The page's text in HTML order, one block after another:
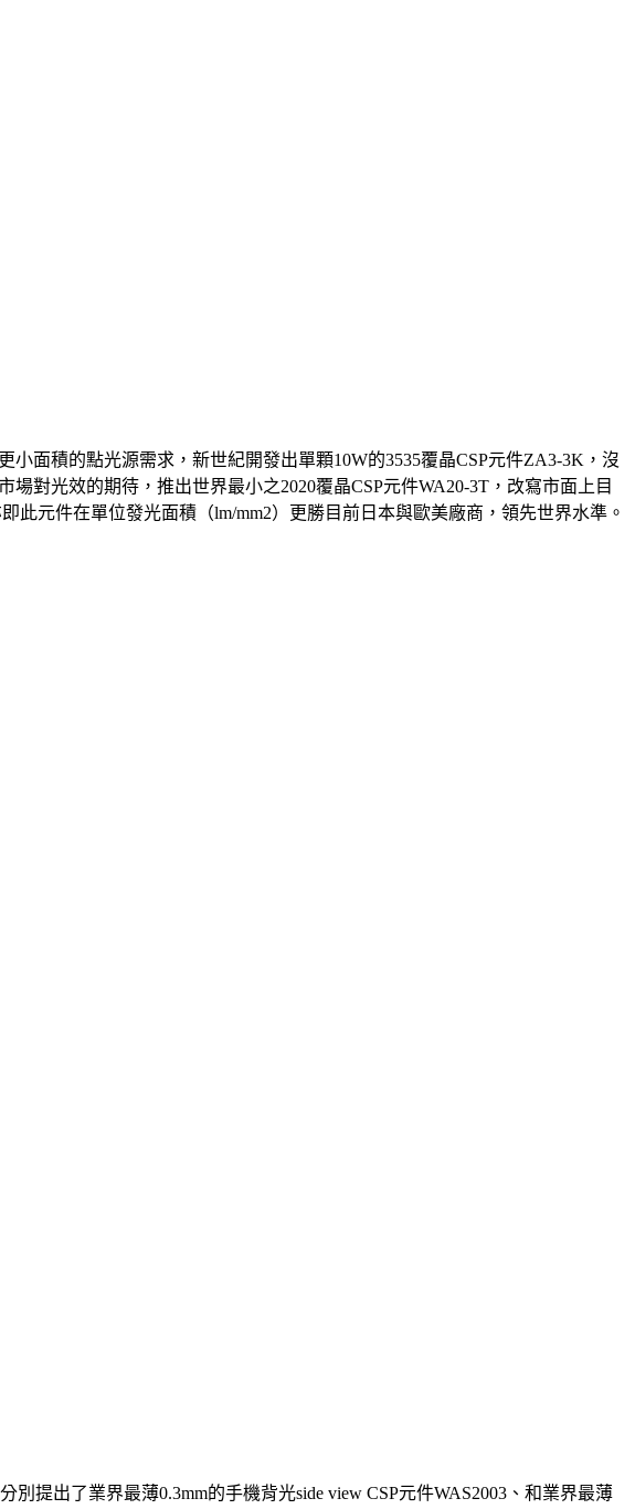
面積的點光源需求，新世紀開發出單顆10W的3535覆晶CSP元件ZA3-3K，沒
對光效的期待，推出世界最小之2020覆晶CSP元件WA20-3T，改寫市面上目
此元件在單位發光面積（lm/mm2）更勝目前日本與歐美廠商，領先世界水準。
提出了業界最薄0.3mm的手機背光side view CSP元件WAS2003、和業界最薄